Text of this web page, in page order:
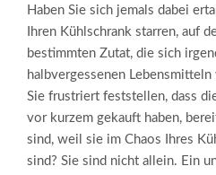
Haben Sie sich jemals dabei
Ihren Kühlschrank starren, auf
bestimmten Zutat, die sich
halbvergessenen
Sie frustriert feststellen, dass
vor kurzem gekauft haben,
sind, weil sie im Chaos Ihres
sind? Sie sind nicht allein. Ein